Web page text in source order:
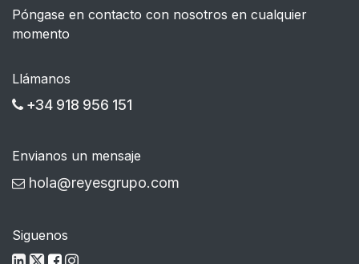
Póngase en contacto con nosotros en cualquier
momento
Llámanos
+34 918 956 151
Envianos un mensaje
hola@reyesgrupo.com
Siguenos